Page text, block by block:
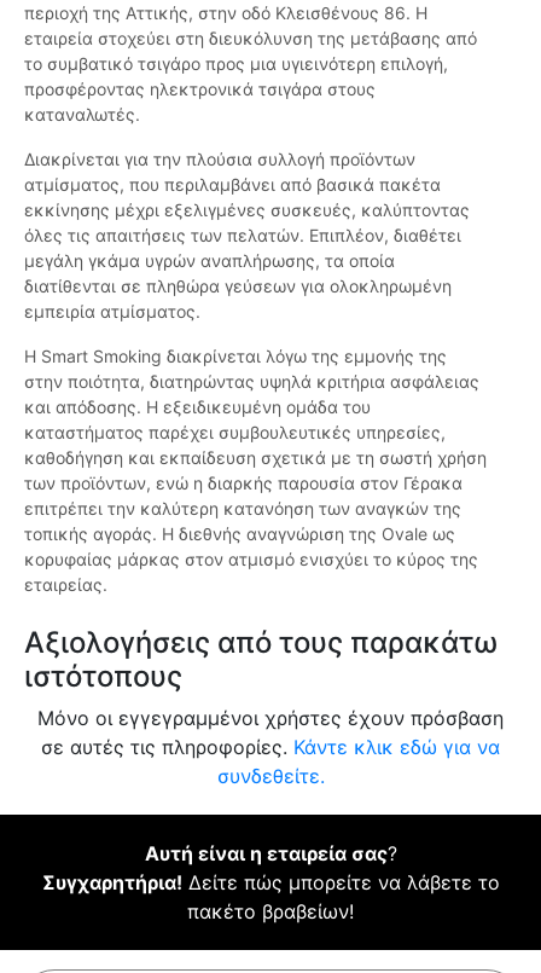
περιοχή της Αττικής, στην οδό Κλεισθένους 86. Η
εταιρεία στοχεύει στη διευκόλυνση της μετάβασης από
το συμβατικό τσιγάρο προς μια υγιεινότερη επιλογή,
προσφέροντας ηλεκτρονικά τσιγάρα στους
καταναλωτές.
Διακρίνεται για την πλούσια συλλογή προϊόντων
ατμίσματος, που περιλαμβάνει από βασικά πακέτα
εκκίνησης μέχρι εξελιγμένες συσκευές, καλύπτοντας
όλες τις απαιτήσεις των πελατών. Επιπλέον, διαθέτει
μεγάλη γκάμα υγρών αναπλήρωσης, τα οποία
διατίθενται σε πληθώρα γεύσεων για ολοκληρωμένη
εμπειρία ατμίσματος.
Η Smart Smoking διακρίνεται λόγω της εμμονής της
στην ποιότητα, διατηρώντας υψηλά κριτήρια ασφάλειας
και απόδοσης. Η εξειδικευμένη ομάδα του
καταστήματος παρέχει συμβουλευτικές υπηρεσίες,
καθοδήγηση και εκπαίδευση σχετικά με τη σωστή χρήση
των προϊόντων, ενώ η διαρκής παρουσία στον Γέρακα
επιτρέπει την καλύτερη κατανόηση των αναγκών της
τοπικής αγοράς. Η διεθνής αναγνώριση της Ovale ως
κορυφαίας μάρκας στον ατμισμό ενισχύει το κύρος της
εταιρείας.
Αξιολογήσεις από τους παρακάτω
ιστότοπους
Μόνο οι εγγεγραμμένοι χρήστες έχουν πρόσβαση
σε αυτές τις πληροφορίες. Κάντε κλικ εδώ για να
συνδεθείτε.
Αυτή είναι η εταιρεία σας?
Συγχαρητήρια! Δείτε πώς μπορείτε να λάβετε το
πακέτο βραβείων!